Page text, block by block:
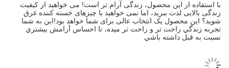
با استفاده از این محصول، زندگی آرام تر است! می خواهید از کیفیت
زندگی بالایی لذت ببرید، اما نمی خواهید با چیزهای خسته کننده غرق
شوید؟ این محصول یک انتخاب عالی برای شما خواهد بود!اين به شما
تجربه زندگي راحت تر و راحت تر ميده، تا احساس آرامش بيشتري
نسبت به قبل داشته باشي